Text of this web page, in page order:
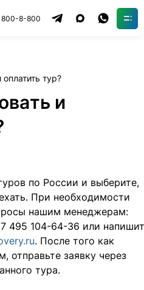
800-8-800
тур?
и
по России и выберите,
При необходимости
нашим менеджерам:
495 104-64-36 или
. После того как
отправьте заявку через
тура.